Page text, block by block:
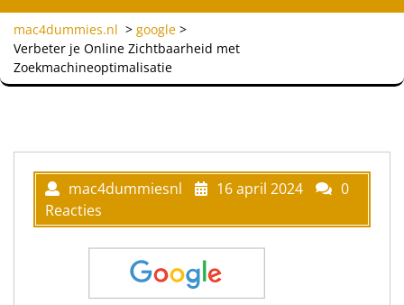
mac4dummies.nl > google >
Verbeter je Online Zichtbaarheid met
Zoekmachineoptimalisatie
mac4dummiesnl 16 april 2024
0
Reacties